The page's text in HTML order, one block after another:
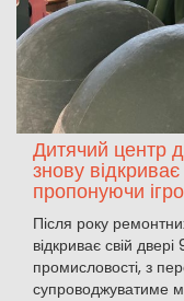
Дитячий центр
знову
пропонуючи
Після року
відкриває свій
промисловості, з
супроводжуватиме